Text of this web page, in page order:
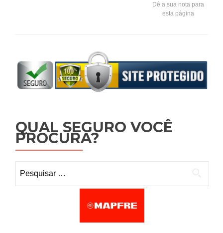
Dê a sua nota para
esta página
QUAL SEGURO VOCÊ
PROCURA?